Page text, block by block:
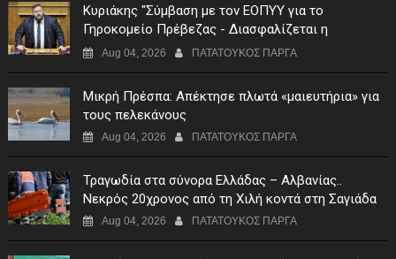
Κυριάκης "Σύμβαση με τον ΕΟΠΥΥ για το
Γηροκομείο Πρέβεζας - Διασφαλίζεται η
χρηματοδότηση της λειτουργίας του"
Aug 04, 2026 ΠΑΤΑΤΟΥΚΟΣ ΠΑΡΓΑ
Μικρή Πρέσπα: Απέκτησε πλωτά «μαιευτήρια» για
τους πελεκάνους
Aug 04, 2026 ΠΑΤΑΤΟΥΚΟΣ ΠΑΡΓΑ
Τραγωδία στα σύνορα Ελλάδας – Αλβανίας..
Νεκρός 20χρονος από τη Χιλή κοντά στη Σαγιάδα
Aug 04, 2026 ΠΑΤΑΤΟΥΚΟΣ ΠΑΡΓΑ